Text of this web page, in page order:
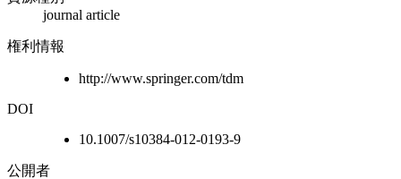
journal article
権利情報
http://www.springer.com/tdm
DOI
10.1007/s10384-012-0193-9
公開者